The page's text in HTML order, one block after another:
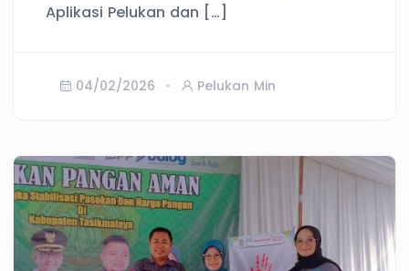
Aplikasi Pelukan dan […]
04/02/2026 Pelukan Min